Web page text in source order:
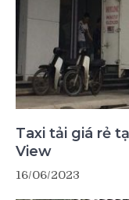
Taxi tải giá rẻ
View
16/06/2023